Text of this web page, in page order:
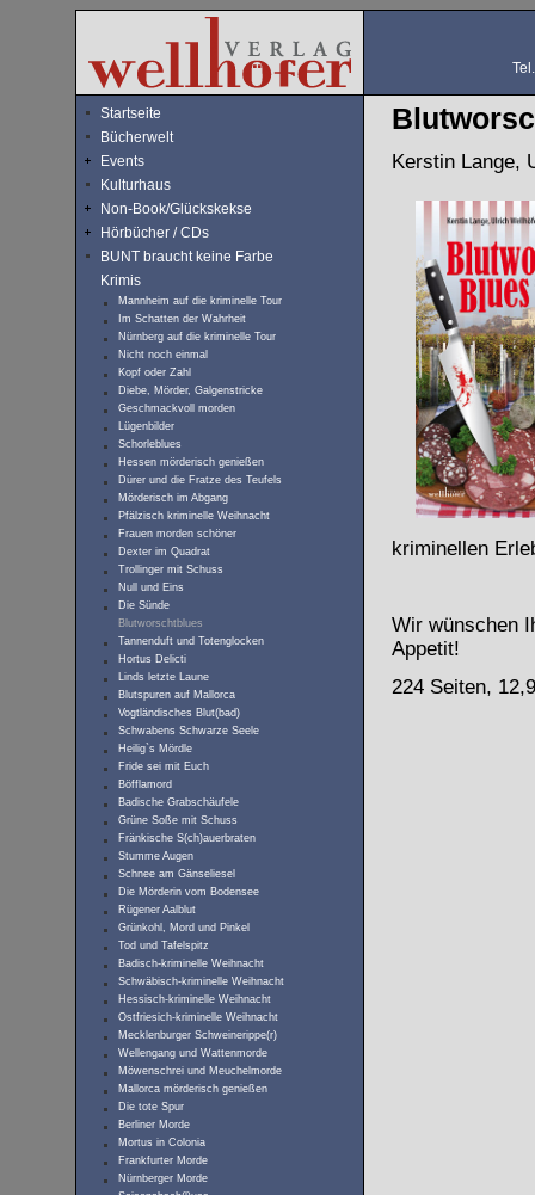
Startseite
Bücherwelt
Events
Kulturhaus
Non-Book/Glückskekse
Hörbücher / CDs
BUNT braucht keine Farbe
Krimis
Mannheim auf die kriminelle Tour
Im Schatten der Wahrheit
Nürnberg auf die kriminelle Tour
Nicht noch einmal
Kopf oder Zahl
Diebe, Mörder, Galgenstricke
Geschmackvoll morden
Lügenbilder
Schorleblues
Hessen mörderisch genießen
Dürer und die Fratze des Teufels
Mörderisch im Abgang
Pfälzisch kriminelle Weihnacht
Frauen morden schöner
Dexter im Quadrat
Trollinger mit Schuss
Null und Eins
Die Sünde
Blutworschtblues
Tannenduft und Totenglocken
Hortus Delicti
Linds letzte Laune
Blutspuren auf Mallorca
Vogtländisches Blut(bad)
Schwabens Schwarze Seele
Heilig`s Mördle
Fride sei mit Euch
Böfflamord
Badische Grabschäufele
Grüne Soße mit Schuss
Fränkische S(ch)auerbraten
Stumme Augen
Schnee am Gänseliesel
Die Mörderin vom Bodensee
Rügener Aalblut
Grünkohl, Mord und Pinkel
Tod und Tafelspitz
Badisch-kriminelle Weihnacht
Schwäbisch-kriminelle Weihnacht
Hessisch-kriminelle Weihnacht
Ostfriesich-kriminelle Weihnacht
Mecklenburger Schweinerippe(r)
Wellengang und Wattenmorde
Möwenschrei und Meuchelmorde
Mallorca mörderisch genießen
Die tote Spur
Berliner Morde
Mortus in Colonia
Frankfurter Morde
Nürnberger Morde
Kerstin Lange,
kriminellen
Wir wünschen
Appetit!
224 Seiten,